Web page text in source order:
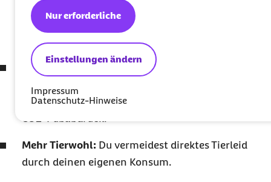
Einstellungen ändern
Nur erforderliche
Impressum
Datenschutz-Hinweise
langfristig aus, denn das Risiko für
Herzerkrankungen wie die
und bestimmte Krebsarten sinkt nachweislich.
Klimabonus:
Vegan essen bedeutet,
klimafreundlich zu essen
schützen: Du hinterlässt einen deutlich kleineren
CO2-Fußabdruck.
Mehr Tierwohl: Du vermeidest direktes Tierleid
durch deinen eigenen Konsum.